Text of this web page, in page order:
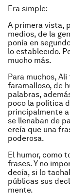
Era simple:
A primera vista,
medios, de la
ponía en
lo establecido.
mucho más.
Para muchos,
faramalloso, de
palabras,
poco la política
principalmente a
se llenaban de
creía que una
poderosa.
El humor, como
frases. Y no
decía, si lo
públicas sus
mente.